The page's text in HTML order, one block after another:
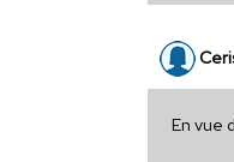
En vue